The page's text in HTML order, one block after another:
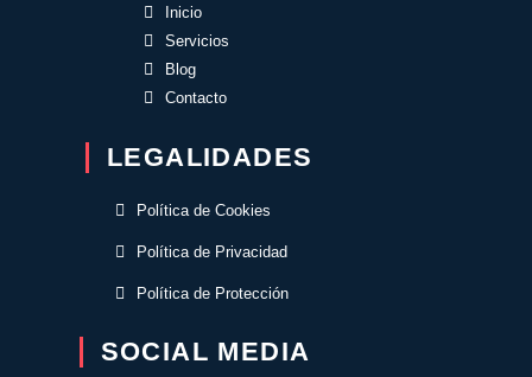
Inicio
Servicios
Blog
Contacto
LEGALIDADES
Política de Cookies
Política de Privacidad
Política de Protección
SOCIAL MEDIA